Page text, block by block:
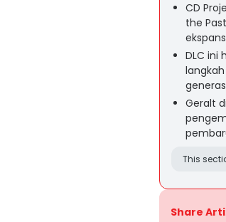
CD
the
DLC ini
Geralt
This
Share